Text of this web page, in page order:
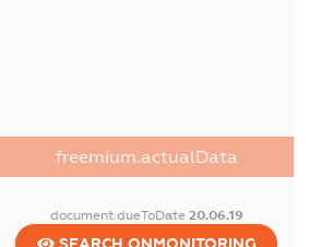
freemium.actualData
document.dueToDate 20.06.19